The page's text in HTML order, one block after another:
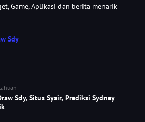
Game, Aplikasi dan berita menarik
Sdy
Sdy, Situs Syair, Prediksi Sydney